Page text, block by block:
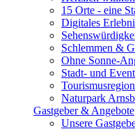
15 Orte - eine
Digitales
Schlemmen &
Ohne Sonne-
Stadt- und
Naturpark
Gastgeber & Angebote
Unsere